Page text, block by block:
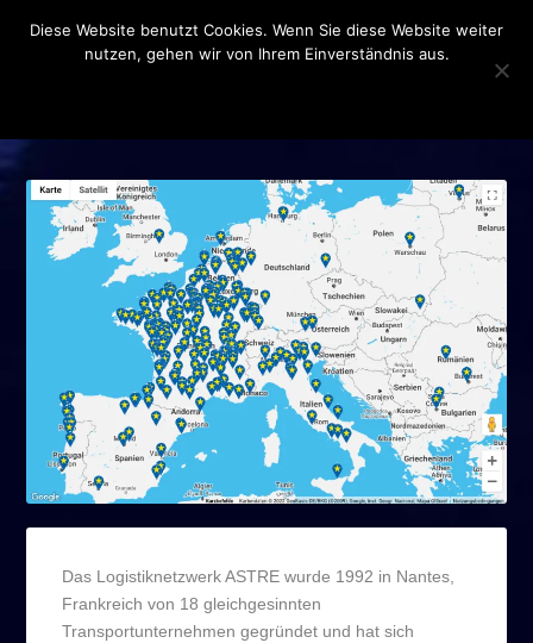
SCHLAGWORT:TRANSPORT
Das Logistiknetzwerk ASTRE wurde 1992 in Nantes,
Frankreich von 18 gleichgesinnten
Transportunternehmen gegründet und hat sich
Diese Website benutzt Cookies. Wenn Sie diese Website weiter
nutzen, gehen wir von Ihrem Einverständnis aus.